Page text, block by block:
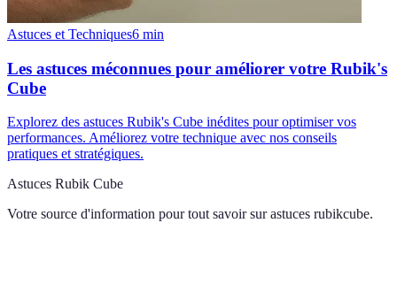
Astuces et Techniques6 min
Les astuces méconnues pour améliorer votre Rubik's
Cube
Explorez des astuces Rubik's Cube inédites pour optimiser vos
performances. Améliorez votre technique avec nos conseils
pratiques et stratégiques.
Astuces Rubik Cube
Votre source d'information pour tout savoir sur astuces rubikcube.